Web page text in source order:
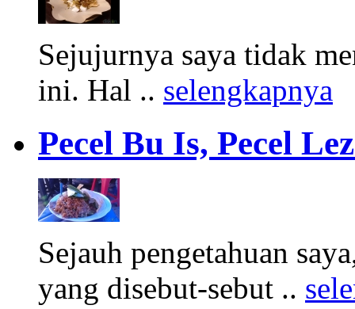
Sejujurnya saya tidak
ini. Hal .. selengkapnya
Pecel Bu Is, Pecel
Sejauh pengetahuan
yang disebut-sebut ..